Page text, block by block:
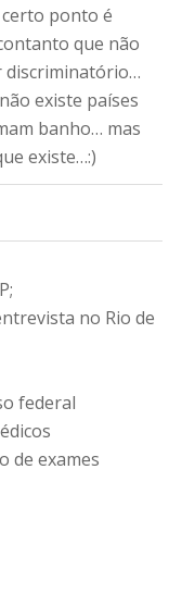
ponto é
que não
discriminatório…
existe países
banho… mas
existe…:)
no Rio de
federal
de exames